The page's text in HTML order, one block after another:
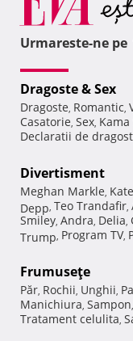
Urmareste-ne pe
Dragoste & Sex
Dragoste, Romantic,
Casatorie, Sex,
Declaratii de
Divertisment
Meghan Markle,
Depp, Teo Trandafir,
Smiley, Andra, Delia,
Trump, Program TV,
Frumuseţe
Păr, Rochii, Unghii,
Manichiura, Sampon,
Tratament celulita,